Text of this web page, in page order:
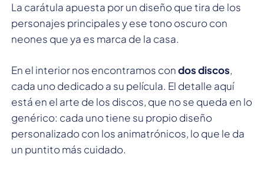
La carátula apuesta por un diseño que tira de los
personajes principales y ese tono oscuro con
neones que ya es marca de la casa.
En el interior nos encontramos condos discos,
cada uno dedicado a su película. El detalle aquí
está en el arte de los discos, que no se queda en lo
genérico: cada uno tiene su propio diseño
personalizado con los animatrónicos, lo que le da
un puntito más cuidado.